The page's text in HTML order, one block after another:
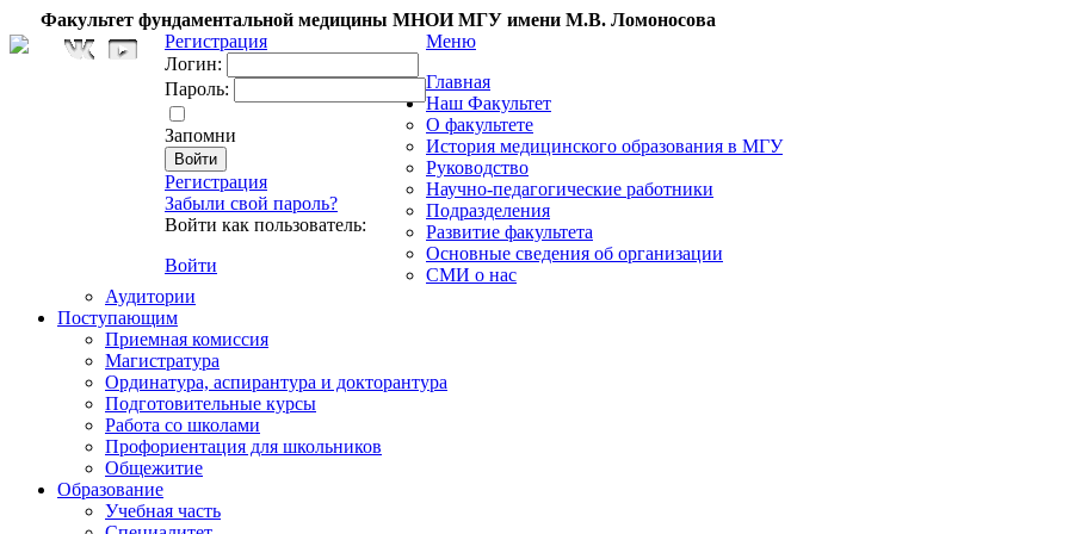
Факультет фундаментальной медицины МНОИ МГУ имени М.В. Ломоносова
Регистрация
Логин:
Пароль:
Запомни
Регистрация
Забыли свой пароль?
Войти как пользователь:
Войти
Меню
Главная
Наш Факультет
О факультете
История медицинского образования в МГУ
Руководство
Научно-педагогические работники
Подразделения
Развитие факультета
Основные сведения об организации
СМИ о нас
Аудитории
Поступающим
Приемная комиссия
Магистратура
Ординатура, аспирантура и докторантура
Подготовительные курсы
Работа со школами
Профориентация для школьников
Общежитие
Образование
Учебная часть